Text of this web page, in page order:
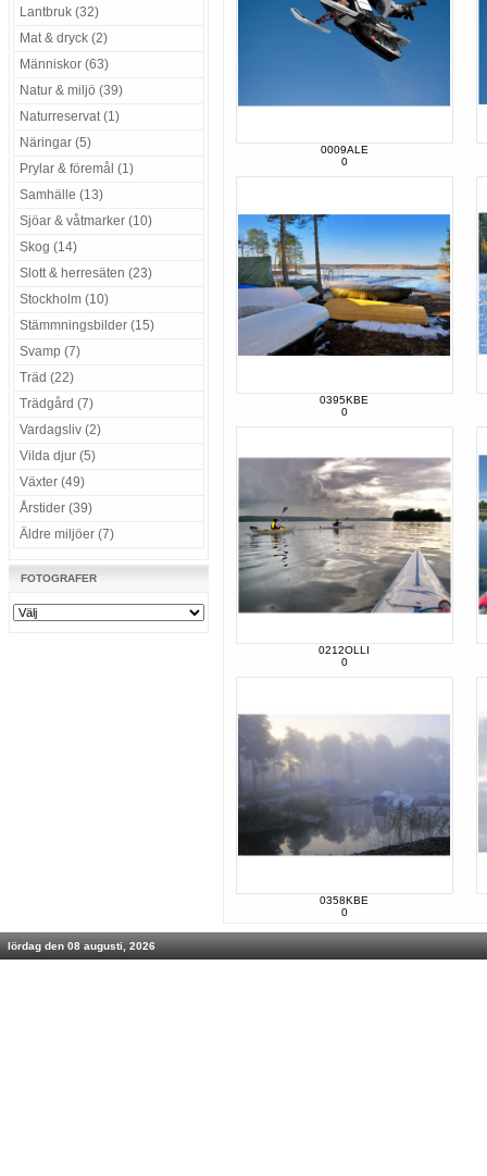
Lantbruk (32)
Mat & dryck (2)
Människor (63)
Natur & miljö (39)
Naturreservat (1)
Näringar (5)
Prylar & föremål (1)
Samhälle (13)
Sjöar & våtmarker (10)
Skog (14)
Slott & herresäten (23)
Stockholm (10)
Stämmningsbilder (15)
Svamp (7)
Träd (22)
Trädgård (7)
Vardagsliv (2)
Vilda djur (5)
Växter (49)
Årstider (39)
Äldre miljöer (7)
FOTOGRAFER
0009ALE
0
0395KBE
0
0212OLLI
0
0358KBE
0
lördag den 08 augusti, 2026